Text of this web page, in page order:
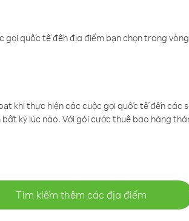
quốc tế đến địa điểm bạn chọn trong
khi thực hiện các cuộc gọi quốc tế đến các
kỳ lúc nào. Với gói cước thuê bao hàng
Tìm kiếm thêm các địa điểm